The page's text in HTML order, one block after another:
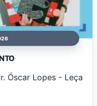
Óscar Lopes - Leça